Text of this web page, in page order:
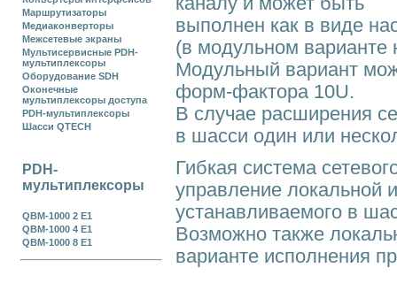
Маршрутизаторы
Медиаконверторы
Межсетевые экраны
Мультисервисные PDH-
мультиплексоры
Оборудование SDH
Оконечные
мультиплексоры доступа
PDH-мультиплексоры
Шасси QTECH
PDH-
мультиплексоры
QBM-1000 2 E1
QBM-1000 4 Е1
QBM-1000 8 E1
выполнен как в виде
(в модульном варианте
Модульный вариант
форм-фактора 10U.
В случае расширения
в шасси один или
Гибкая система
управление локальной
устанавливаемого в
Возможно также
варианте исполнения